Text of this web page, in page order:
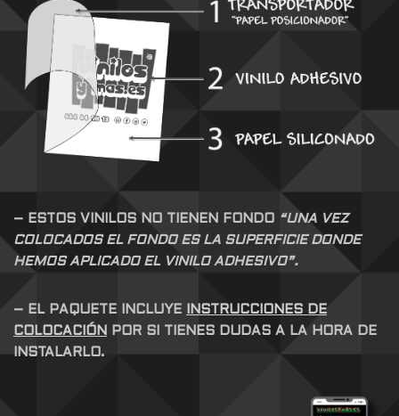
– ESTOS VINILOS NO TIENEN FONDO “UNA VEZ
COLOCADOS EL FONDO ES LA SUPERFICIE DONDE
HEMOS APLICADO EL VINILO ADHESIVO”.
– EL PAQUETE INCLUYE
INSTRUCCIONES DE
COLOCACIÓN
POR SI TIENES DUDAS A LA HORA DE
INSTALARLO.